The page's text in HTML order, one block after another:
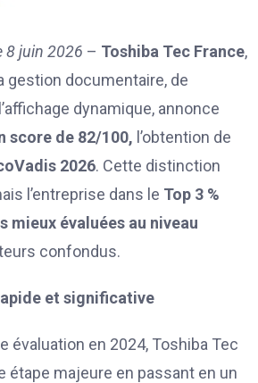
8 juin 2026 – Toshiba Tec France,
gestion documentaire, de
dynamique, annonce
score de 82/100, l’obtention de
2026. Cette distinction
l’entreprise dans le Top 3 %
mieux évaluées au niveau
confondus.
et significative
évaluation en 2024, Toshiba Tec
étape majeure en passant en un